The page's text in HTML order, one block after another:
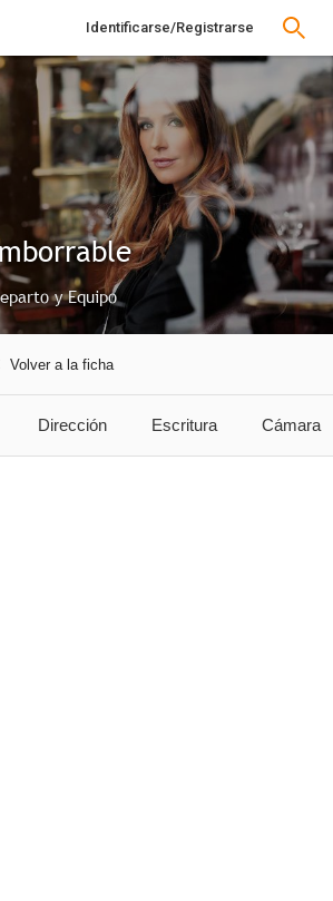
Identificarse/Registrarse
y Equipo
Volver a la ficha
Dirección Escritura Cámara